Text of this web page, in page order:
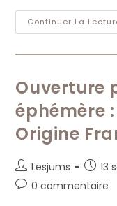
Continuer La
Ouverture
éphémère
Origine
Auteur/autrice
de
Lesjums
publiée :
13
Commentaires
0 commentaire